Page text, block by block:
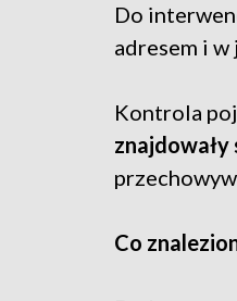
Do
adresem i
Kontrola
Co